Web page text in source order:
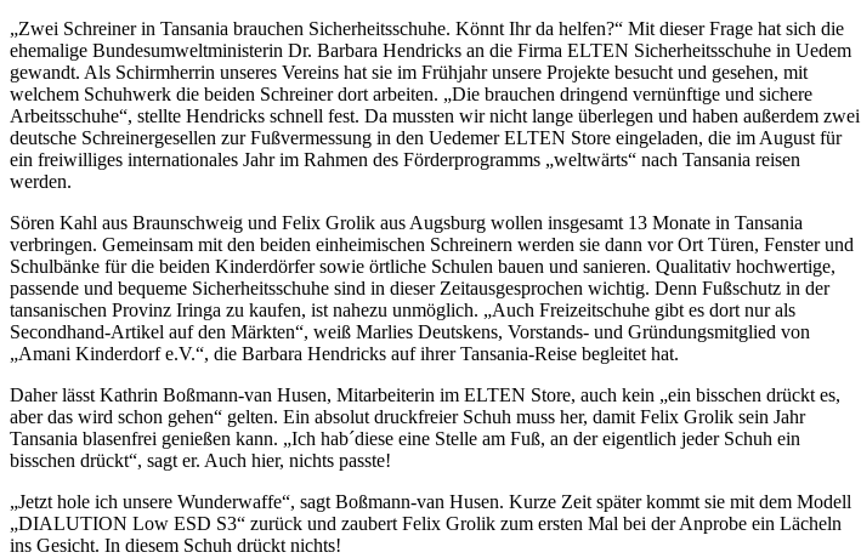
„Zwei Schreiner in Tansania brauchen Sicherheitsschuhe. Könnt Ihr da helfen?“ Mit dieser Frage hat sich die
ehemalige Bundesumweltministerin Dr. Barbara Hendricks an die Firma ELTEN Sicherheitsschuhe in Uedem
gewandt. Als Schirmherrin unseres Vereins hat sie im Frühjahr unsere Projekte besucht und gesehen, mit
welchem Schuhwerk die beiden Schreiner dort arbeiten. „Die brauchen dringend vernünftige und sichere
Arbeitsschuhe“, stellte Hendricks schnell fest. Da mussten wir nicht lange überlegen und haben außerdem zwei
deutsche Schreinergesellen zur Fußvermessung in den Uedemer ELTEN Store eingeladen, die im August für
ein freiwilliges internationales Jahr im Rahmen des Förderprogramms „weltwärts“ nach Tansania reisen
werden.
Sören Kahl aus Braunschweig und Felix Grolik aus Augsburg wollen insgesamt 13 Monate in Tansania
verbringen. Gemeinsam mit den beiden einheimischen Schreinern werden sie dann vor Ort Türen, Fenster und
Schulbänke für die beiden Kinderdörfer sowie örtliche Schulen bauen und sanieren. Qualitativ hochwertige,
passende und bequeme Sicherheitsschuhe sind in dieser Zeitausgesprochen wichtig. Denn Fußschutz in der
tansanischen Provinz Iringa zu kaufen, ist nahezu unmöglich. „Auch Freizeitschuhe gibt es dort nur als
Secondhand-Artikel auf den Märkten“, weiß Marlies Deutskens, Vorstands- und Gründungsmitglied von
„Amani Kinderdorf e.V.“, die Barbara Hendricks auf ihrer Tansania-Reise begleitet hat.
Daher lässt Kathrin Boßmann-van Husen, Mitarbeiterin im ELTEN Store, auch kein „ein bisschen drückt es,
aber das wird schon gehen“ gelten. Ein absolut druckfreier Schuh muss her, damit Felix Grolik sein Jahr
Tansania blasenfrei genießen kann. „Ich hab´diese eine Stelle am Fuß, an der eigentlich jeder Schuh ein
bisschen drückt“, sagt er. Auch hier, nichts passte!
„Jetzt hole ich unsere Wunderwaffe“, sagt Boßmann-van Husen. Kurze Zeit später kommt sie mit dem Modell
„DIALUTION Low ESD S3“ zurück und zaubert Felix Grolik zum ersten Mal bei der Anprobe ein Lächeln
ins Gesicht. In diesem Schuh drückt nichts!